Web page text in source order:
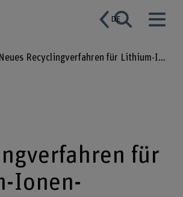
DE
Neues Recyclingverfahren für Lithium-Ionen-Batterien
für
Ionen-